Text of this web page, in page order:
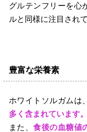
グルテンフリーを心
ルと同様に注目され
豊富な栄養素
ホワイトソルガムは、
多く含まれています。
また、食後の血糖値